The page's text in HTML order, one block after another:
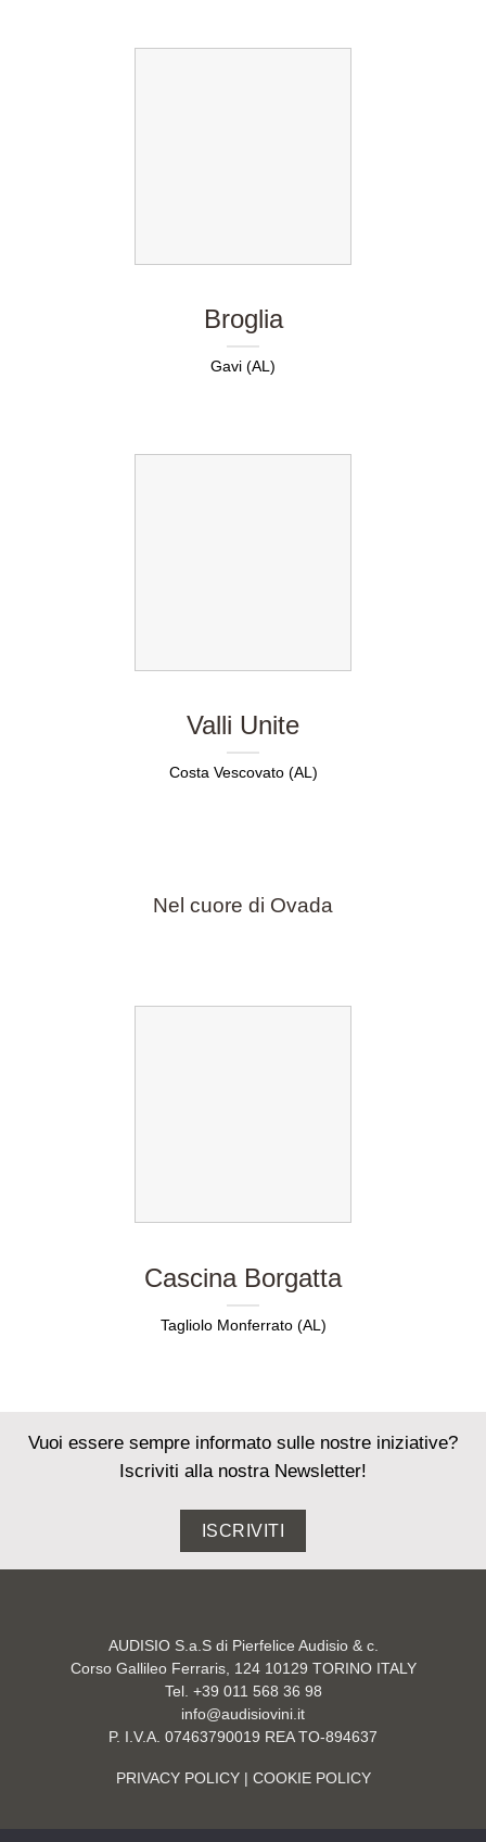
Broglia
Gavi (AL)
Valli Unite
Costa Vescovato (AL)
Nel cuore di Ovada
Cascina Borgatta
Tagliolo Monferrato (AL)
Vuoi essere sempre informato sulle nostre iniziative?
Iscriviti alla nostra Newsletter!
ISCRIVITI
AUDISIO S.a.S di Pierfelice Audisio & c.
Corso Gallileo Ferraris, 124 10129 TORINO ITALY
Tel. +39 011 568 36 98
info@audisiovini.it
P. I.V.A. 07463790019 REA TO-894637
PRIVACY POLICY| COOKIE POLICY